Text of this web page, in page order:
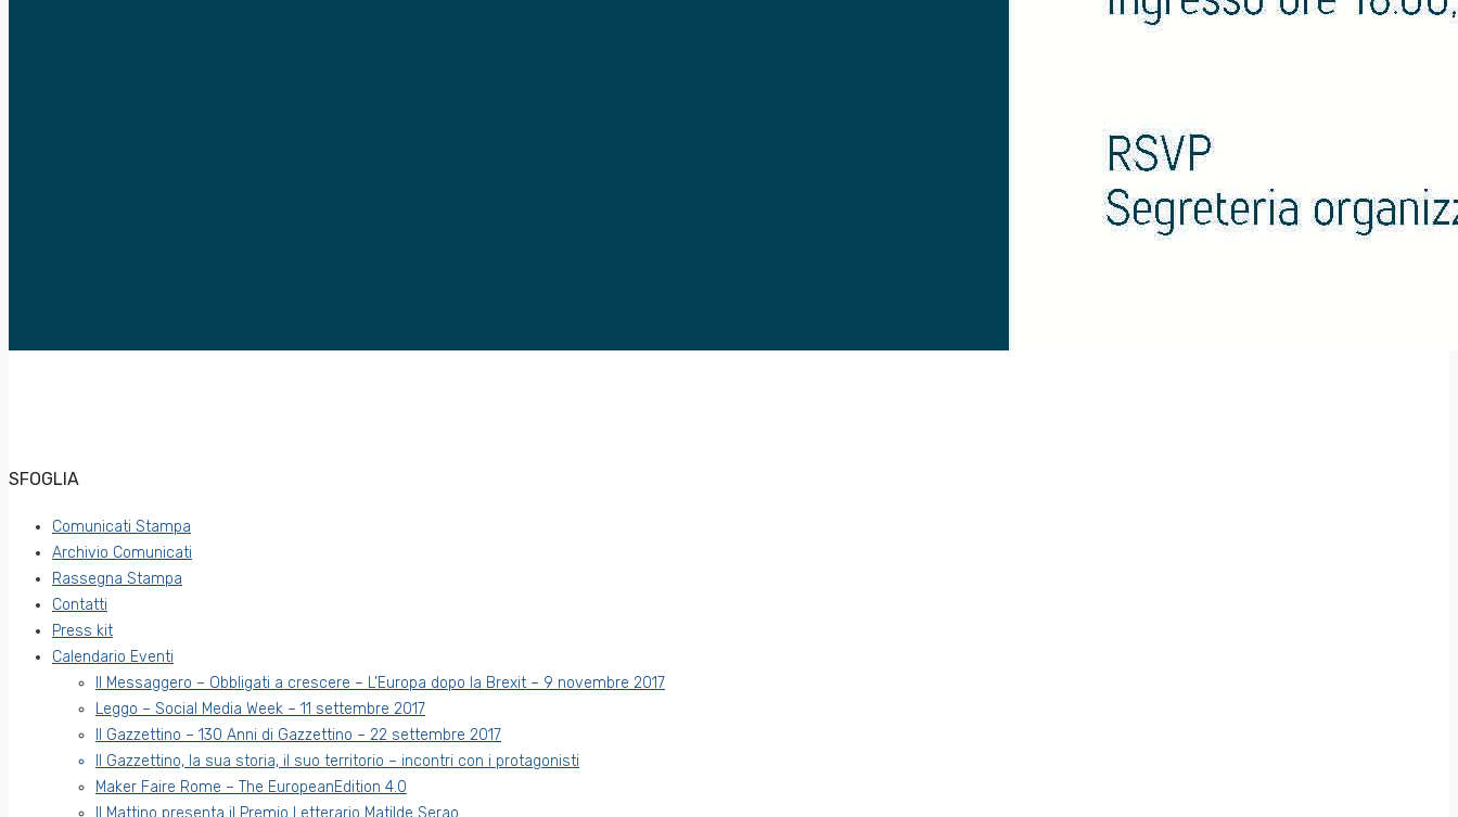
SFOGLIA
Comunicati Stampa
Archivio Comunicati
Rassegna Stampa
Contatti
Press kit
Calendario Eventi
Il Messaggero – Obbligati a crescere – L’Europa dopo la Brexit – 9 novembre 2017
Leggo – Social Media Week – 11 settembre 2017
Il Gazzettino – 130 Anni di Gazzettino – 22 settembre 2017
Il Gazzettino, la sua storia, il suo territorio – incontri con i protagonisti
Maker Faire Rome – The EuropeanEdition 4.0
Il Mattino presenta il Premio Letterario Matilde Serao